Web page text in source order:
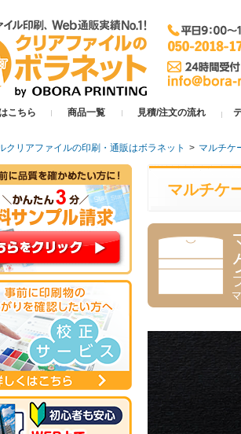
こちら 商品一覧 見積/注文の流れ
クリアファイルの印刷・通販はボラネット > マルチケ
マルチケ